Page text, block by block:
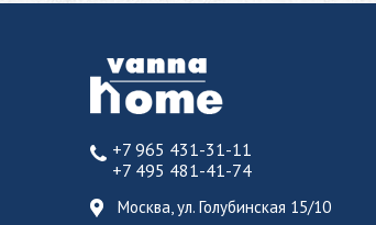
+7 965 431-31-11
+7 495 481-41-74
Москва, ул. Голубинская 15/10